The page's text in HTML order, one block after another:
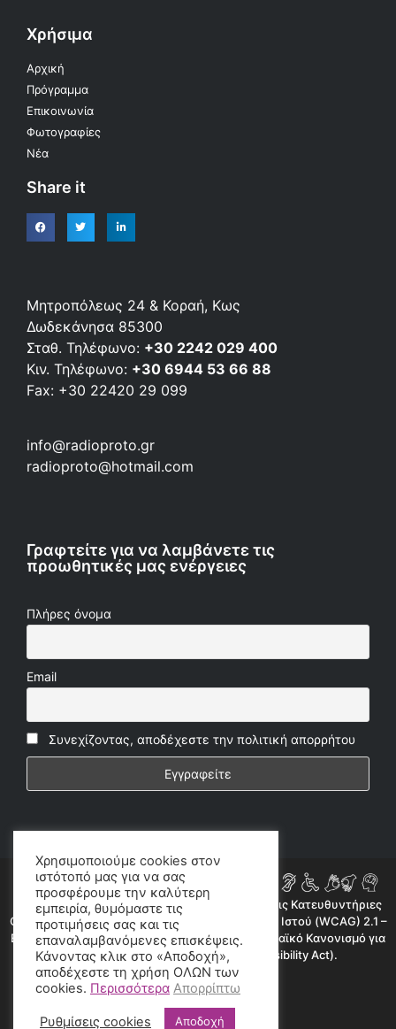
Χρήσιμα
Αρχική
Πρόγραμμα
Επικοινωνία
Φωτογραφίες
Νέα
Share it
Μητροπόλεως 24 & Κοραή, Κως
Δωδεκάνησα 85300
Σταθ. Τηλέφωνο: +30 2242 029 400
Κιν. Τηλέφωνο: +30 6944 53 66 88
Fax: +30 22420 29 099
info@radioproto.gr
radioproto@hotmail.com
Γραφτείτε για να λαμβάνετε τις
προωθητικές μας ενέργειες
Πλήρες όνομα
Email
Συνεχίζοντας, αποδέχεστε την πολιτική απορρήτου
Η ιστοσελίδα μας συμμορφώνεται εν μέρει με τις Κατευθυντήριες
Οδηγίες για την Προσβασιμότητα Περιεχομένου Ιστού (WCAG) 2.1 –
Επίπεδο AA, όπως προβλέπεται από τον Ευρωπαϊκό Κανονισμό για
την Προσβασιμότητα (European Accessibility Act).
Χρησιμοποιούμε cookies στον
ιστότοπό μας για να σας
προσφέρουμε την καλύτερη
εμπειρία, θυμόμαστε τις
προτιμήσεις σας και τις
επαναλαμβανόμενες επισκέψεις.
Κάνοντας κλικ στο «Αποδοχή»,
αποδέχεστε τη χρήση ΟΛΩΝ των
cookies. Περισσότερα Απορρίπτω
Ρυθμίσεις cookies Αποδοχή
©2020 radioproto.gr